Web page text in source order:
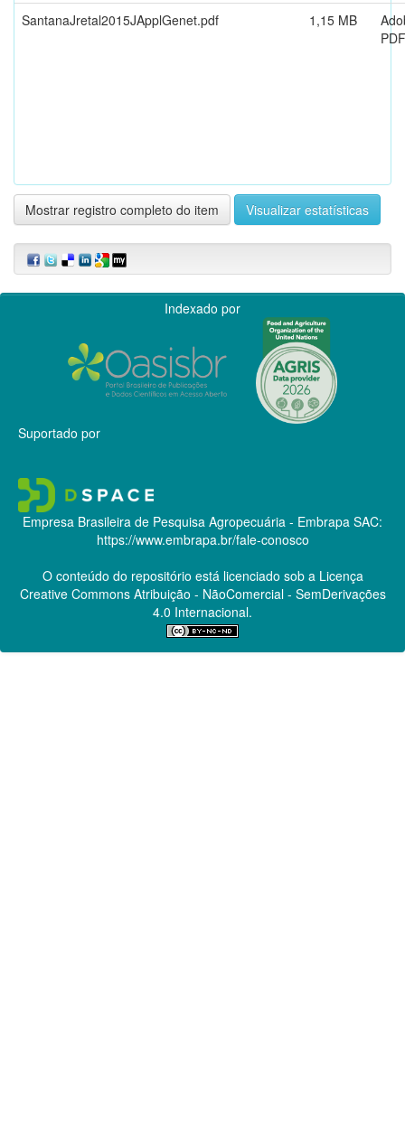
SantanaJretal2015JApplGenet.pdf
1,15 MB
PDF
Mostrar registro completo do item Visualizar estatísticas
Indexado por
Suportado por
Empresa Brasileira de Pesquisa Agropecuária - Embrapa SAC:
https://www.embrapa.br/fale-conosco
O conteúdo do repositório está licenciado sob a Licença
Creative CommonsAtribuição - NãoComercial - SemDerivações
4.0 Internacional.